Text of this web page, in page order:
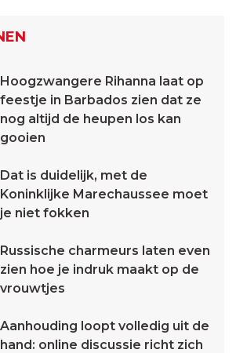
Hoogzwangere Rihanna laat op
feestje in Barbados zien dat ze
nog altijd de heupen los kan
gooien
Dat is duidelijk, met de
Koninklijke Marechaussee moet
je niet fokken
Russische charmeurs laten even
zien hoe je indruk maakt op de
vrouwtjes
Aanhouding loopt volledig uit de
hand: online discussie richt zich